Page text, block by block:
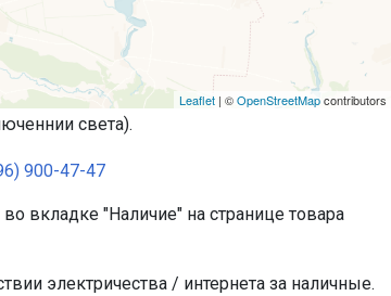
Leaflet| ©OpenStreetMapcontributors
света).
900-47-47
вкладке "Наличие" на странице товара
электричества / интернета за наличные.